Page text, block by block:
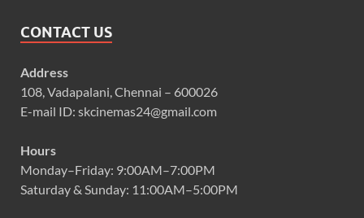
CONTACT US
Address
108, Vadapalani, Chennai – 600026
E-mail ID: skcinemas24@gmail.com
Hours
Monday–Friday: 9:00AM–7:00PM
Saturday & Sunday: 11:00AM–5:00PM